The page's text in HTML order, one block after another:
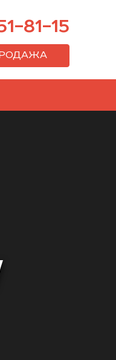
81-15